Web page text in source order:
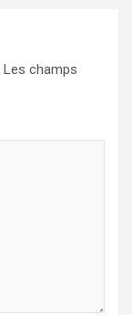
Les champs